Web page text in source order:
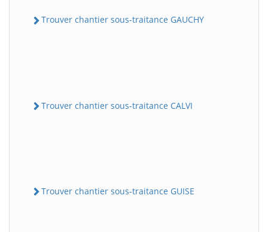
Trouver chantier sous-traitance GAUCHY
Trouver chantier sous-traitance CALVI
Trouver chantier sous-traitance GUISE